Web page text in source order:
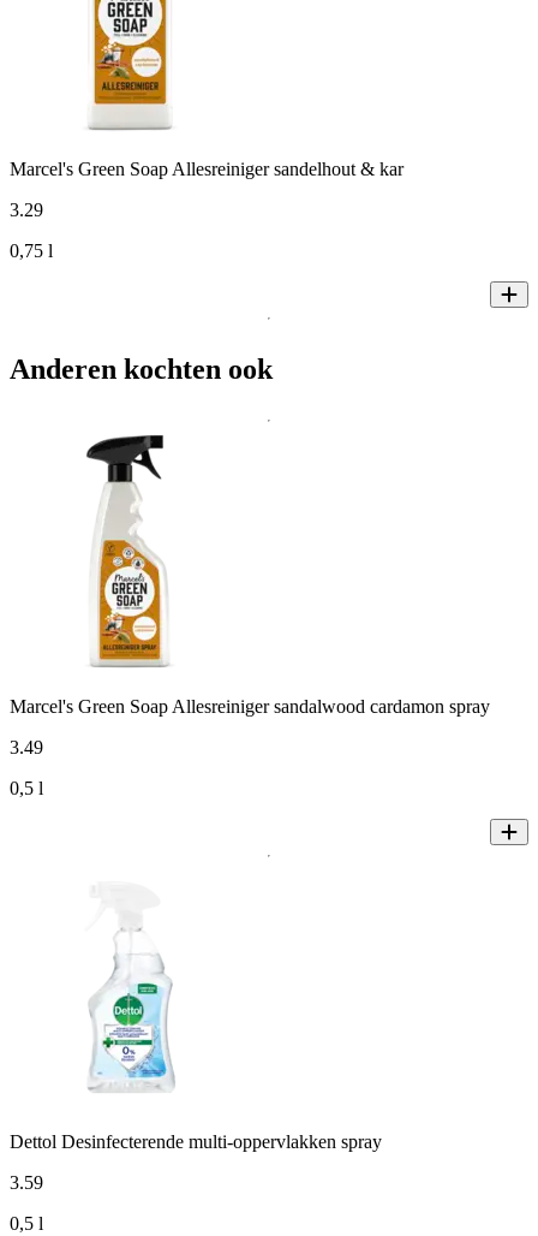
Marcel's Green Soap Allesreiniger sandelhout & kar
3.29
0,75 l
Anderen kochten ook
Marcel's Green Soap Allesreiniger sandalwood cardamon spray
3.49
0,5 l
Dettol Desinfecterende multi-oppervlakken spray
3.59
0,5 l